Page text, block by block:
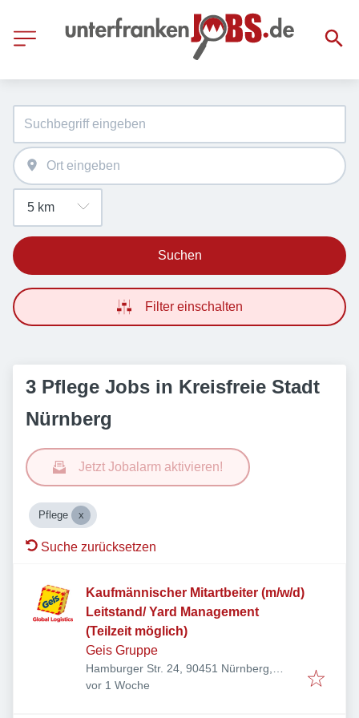
Suchen
Filter einschalten
3 Pflege Jobs in Kreisfreie Stadt
Nürnberg
Jetzt Jobalarm aktivieren!
Pflege
Suche zurücksetzen
Kaufmännischer Mitartbeiter (m/w/d)
Leitstand/ Yard Management
(Teilzeit möglich)
Geis Gruppe
Hamburger Str. 24, 90451 Nürnberg,
Deutschland
Veröffentlicht
vor 1 Woche